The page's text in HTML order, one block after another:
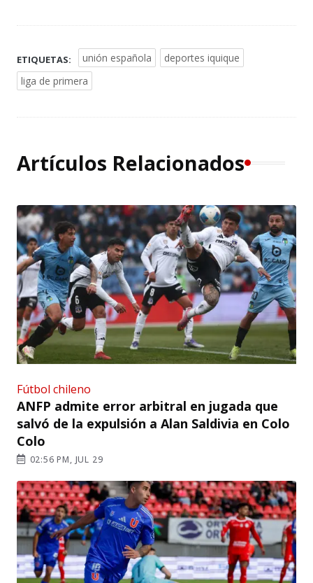
ETIQUETAS: unión española
deportes iquique
liga de primera
Artículos Relacionados
Fútbol chileno
ANFP admite error arbitral en jugada que
salvó de la expulsión a Alan Saldivia en Colo
Colo
02:56 PM, JUL 29